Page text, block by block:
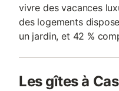
vivre des vacances
des logements
un jardin, et 42 %
Les gîtes à